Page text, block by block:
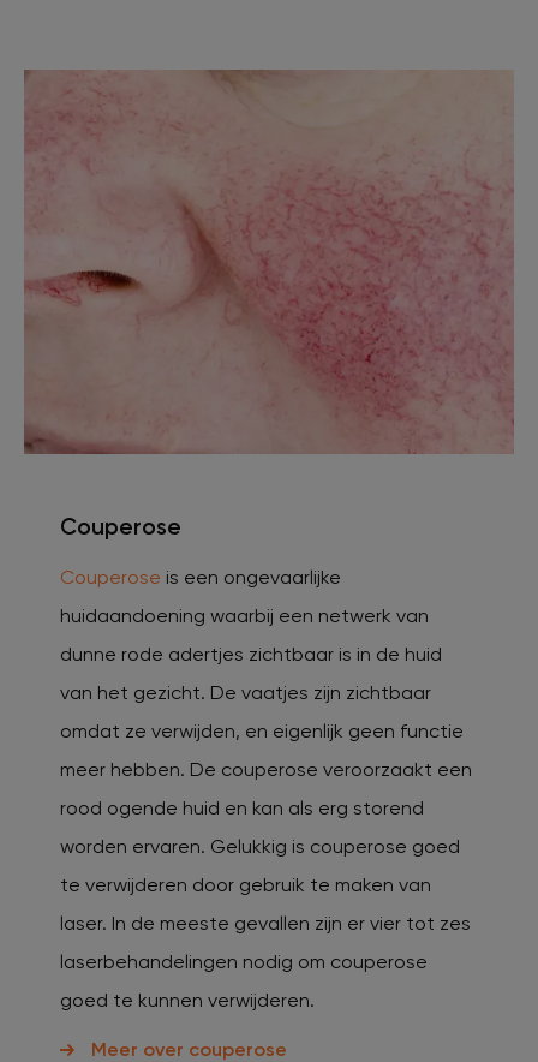
Couperose
Couperose is een ongevaarlijke
huidaandoening waarbij een netwerk van
dunne rode adertjes zichtbaar is in de huid
van het gezicht. De vaatjes zijn zichtbaar
omdat ze verwijden, en eigenlijk geen functie
meer hebben. De couperose veroorzaakt een
rood ogende huid en kan als erg storend
worden ervaren. Gelukkig is couperose goed
te verwijderen door gebruik te maken van
laser. In de meeste gevallen zijn er vier tot zes
laserbehandelingen nodig om couperose
goed te kunnen verwijderen.
Meer over couperose